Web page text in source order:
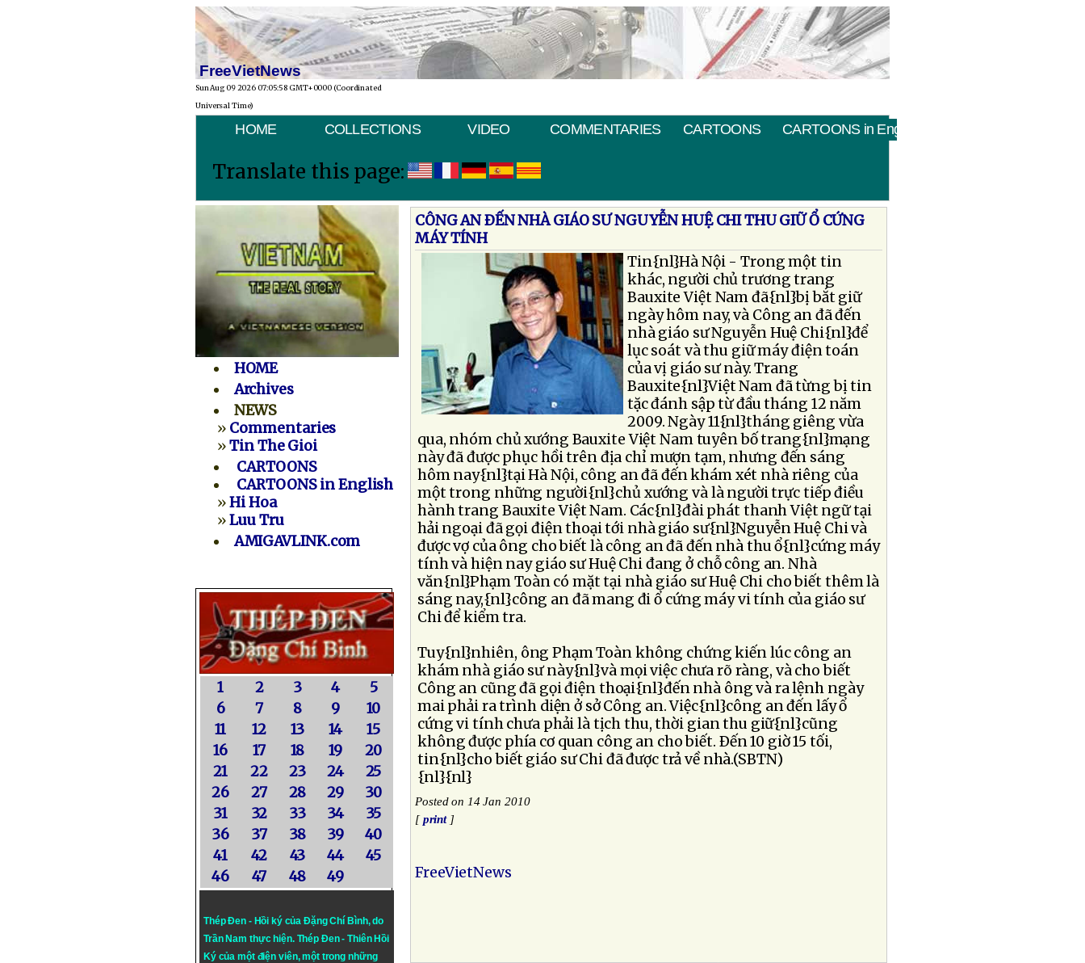
FreeVietNews
Sun Aug 09 2026 07:05:58 GMT+0000 (Coordinated
Universal Time)
HOME COLLECTIONS VIDEO COMMENTARIES CARTOONS CARTOONS in English
Translate this page:
HOME
Archives
NEWS
» Commentaries
»Tin The Gioi
CARTOONS
CARTOONS in English
»Hi Hoa
»Luu Tru
AMIGAVLINK.com
1 2 3 4
5
6
7 8 9
10
11
12 13 14
15
16
17 18 19
20
21
22 23 24
25
26
27 28 29
30
31
32 33 34
35
36
37 38 39
40
41
42 43 44
45
46
47 48 49
Thép Đen - Hồi ký của Đặng Chí Bình, do
Trần Nam thực hiện. Thép Đen- Thiên Hồi
Ký của một điện viên, một trong những
CÔNG AN ÐẾN NHÀ GIÁO SƯ NGUYỄN HUỆ CHI THU GIỮ Ổ CỨNG
MÁY TÍNH
Tin{nl}Hà Nội - Trong một tin
khác, người chủ trương trang
Bauxite Việt Nam đã{nl}bị bắt giữ
ngày hôm nay, và Công an đã đến
nhà giáo sư Nguyễn Huệ Chi{nl}để
lục soát và thu giữ máy điện toán
của vị giáo sư này. Trang
Bauxite{nl}Việt Nam đã từng bị tin
tặc đánh sập từ đầu tháng 12 năm
2009. Ngày 11{nl}tháng giêng vừa
qua, nhóm chủ xướng Bauxite Việt Nam tuyên bố trang{nl}mạng
này đã được phục hồi trên địa chỉ mượn tạm, nhưng đến sáng
hôm nay{nl}tại Hà Nội, công an đã đến khám xét nhà riêng của
một trong những người{nl}chủ xướng và là người trực tiếp điều
hành trang Bauxite Việt Nam. Các{nl}đài phát thanh Việt ngữ tại
hải ngoại đã gọi điện thoại tới nhà giáo sư{nl}Nguyễn Huệ Chi và
được vợ của ông cho biết là công an đã đến nhà thu ổ{nl}cứng máy
tính và hiện nay giáo sư Huệ Chi đang ở chỗ công an. Nhà
văn{nl}Phạm Toàn có mặt tại nhà giáo sư Huệ Chi cho biết thêm là
sáng nay,{nl}công an đã mang đi ổ cứng máy vi tính của giáo sư
Chi để kiểm tra.
Tuy{nl}nhiên, ông Phạm Toàn không chứng kiến lúc công an
khám nhà giáo sư này{nl}và mọi việc chưa rõ ràng, và cho biết
Công an cũng đã gọi điện thoại{nl}đến nhà ông và ra lệnh ngày
mai phải ra trình diện ở sở Công an. Việc{nl}công an đến lấy ổ
cứng vi tính chưa phải là tịch thu, thời gian thu giữ{nl}cũng
không được phía cơ quan công an cho biết. Ðến 10 giờ 15 tối,
tin{nl}cho biết giáo sư Chi đã được trả về nhà.(SBTN)
{nl}{nl}
Posted on 14 Jan 2010
[print]
FreeVietNews